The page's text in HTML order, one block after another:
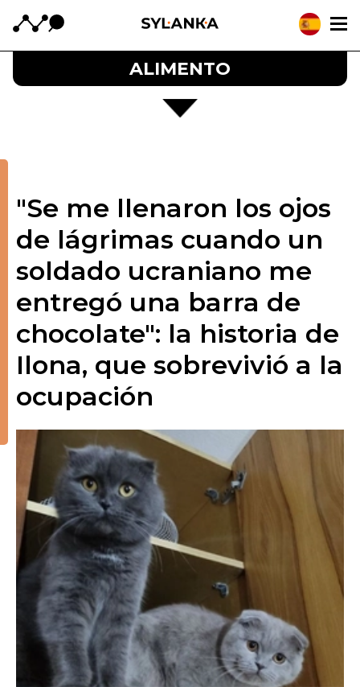
ALIMENTO
"Se me llenaron los ojos
de lágrimas cuando un
soldado ucraniano me
entregó una barra de
chocolate": la historia de
Ilona, ​​​​que sobrevivió a la
ocupación